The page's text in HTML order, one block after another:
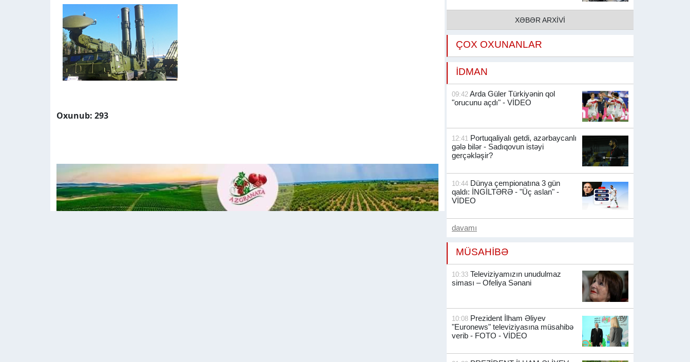
Oxunub: 293
XƏBƏR ARXİVİ
ÇOX OXUNANLAR
İDMAN
09:42 Arda Güler Türkiyənin qol
"orucunu açdı" - VİDEO
12:41 Portuqaliyalı getdi, azərbaycanlı
gələ bilər - Sadıqovun istəyi
gerçəkləşir?
10:44 Dünya çempionatına 3 gün
qaldı: İNGİLTƏRƏ - "Üç aslan" -
VİDEO
davamı
MÜSAHİBƏ
10:33 Televiziyamızın unudulmaz
siması – Ofeliya Sənani
10:08 Prezident İlham Əliyev
"Euronews" televiziyasına müsahibə
verib - FOTO - VİDEO